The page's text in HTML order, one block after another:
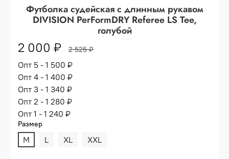
Футболка судейская с длинным рукавом
DIVISION PerFormDRY Referee LS Tee,
голубой
2 000 ₽ 2 525 ₽
Опт 5 - 1 500 ₽
Опт 4 - 1 400 ₽
Опт 3 - 1 340 ₽
Опт 2 - 1 280 ₽
Опт 1 - 1 240 ₽
Размер
M L XL XXL